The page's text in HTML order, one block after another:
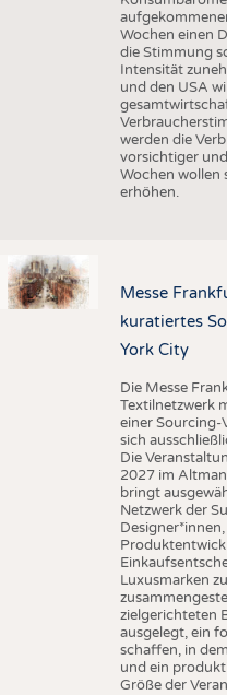
Wochen einen
die Stimmung
Intensität
und den USA
werden die
vorsichtiger
Wochen wollen
erhöhen.
Messe
kuratiertes
York City
Die Messe
Textilnetzwerk
einer Sourcing-
sich
Die
2027 im
bringt
Netzwerk der
Luxusmarken
zielgerichteten
ausgelegt, ein
schaffen, in
und ein
Größe der